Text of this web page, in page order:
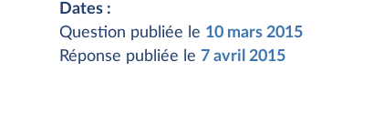
Dates :
Question publiée le 10 mars 2015
Réponse publiée le 7 avril 2015